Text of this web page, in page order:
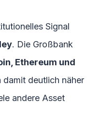
Signal
. Die Großbank
Ethereum und
deutlich näher
andere Asset